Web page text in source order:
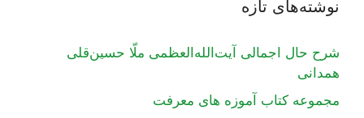
نوشته‌های تازه
شرح حال اجمالی آیت‌الله‌العظمی ملّا حسین‌قلی
همدانی
مجموعه کتاب آموزه های معرفت